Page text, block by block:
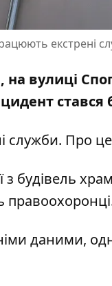
екстрені
вулиці
стався
служби. Про
з будівель
даними,